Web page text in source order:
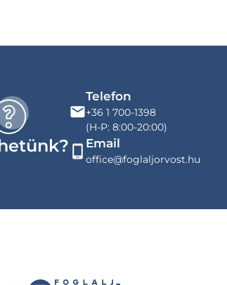
Telefon
+36 1 700-1398
(H-P: 8:00-20:00)
Email
office@foglaljorvost.hu